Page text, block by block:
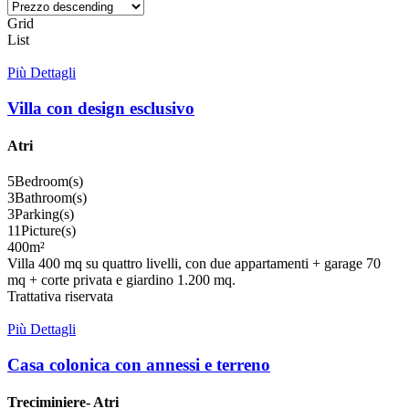
Grid
List
Più Dettagli
Villa con design esclusivo
Atri
5Bedroom(s)
3Bathroom(s)
3Parking(s)
11Picture(s)
400m²
Villa 400 mq su quattro livelli, con due appartamenti + garage 70
mq + corte privata e giardino 1.200 mq.
Trattativa riservata
Più Dettagli
Casa colonica con annessi e terreno
Treciminiere- Atri